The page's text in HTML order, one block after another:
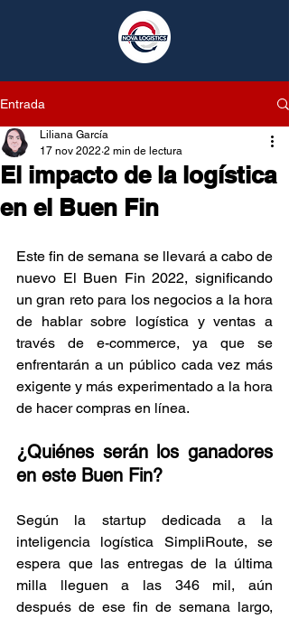
Entrada
El impacto de la logística
en el Buen Fin
Liliana García
17 nov 2022 2 min de lectura
Este fin de semana se llevará a cabo de
nuevo El Buen Fin 2022, significando
un gran reto para los negocios a la hora
de hablar sobre logística y ventas a
través de e-commerce, ya que se
enfrentarán a un público cada vez más
exigente y más experimentado a la hora
de hacer compras en línea.
¿Quiénes serán los ganadores
en este Buen Fin?
Según la startup dedicada a la
inteligencia logística SimpliRoute, se
espera que las entregas de la última
milla lleguen a las 346 mil, aún
después de ese fin de semana largo,